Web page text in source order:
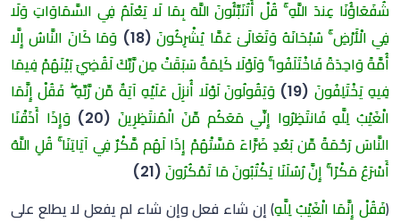
شُفَعَاؤُنَا عِندَ اللَّهِ ۚ قُلْ أَتُنَبِّئُونَ اللَّهَ بِمَا لَا يَعْلَمُ فِي السَّمَاوَاتِ وَلَا
فِي الْأَرْضِ ۚ سُبْحَانَهُ وَتَعَالَىٰ عَمَّا يُشْرِكُونَ(18)
وَمَا كَانَ النَّاسُ إِلَّا
أُمَّةً وَاحِدَةً فَاخْتَلَفُوا ۚ وَلَوْلَا كَلِمَةٌ سَبَقَتْ مِن رَّبِّكَ لَقُضِيَ بَيْنَهُمْ فِيمَا
فِيهِ يَخْتَلِفُونَ (19)
وَيَقُولُونَ لَوْلَا أُنزِلَ عَلَيْهِ آيَةٌ مِّن رَّبِّهِ ۖ فَقُلْ إِنَّمَا
الْغَيْبُ لِلَّهِ فَانتَظِرُوا إِنِّي مَعَكُم مِّنَ الْمُنتَظِرِينَ (20)
وَإِذَا أَذَقْنَا
النَّاسَ رَحْمَةً مِّن بَعْدِ ضَرَّاءَ مَسَّتْهُمْ إِذَا لَهُم مَّكْرٌ فِي آيَاتِنَا ۚ قُلِ اللَّهُ
أَسْرَعُ مَكْرًا ۚ إِنَّ رُسُلَنَا يَكْتُبُونَ مَا تَمْكُرُونَ (21)
﴿فَقُلْ إِنَّمَا الْغَيْبُ لِلَّهِ﴾ إن شاء فعل وإن شاء لم يفعل لا يطلع على